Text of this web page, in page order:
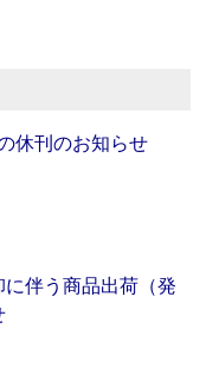
休刊のお知らせ
伴う商品出荷（発